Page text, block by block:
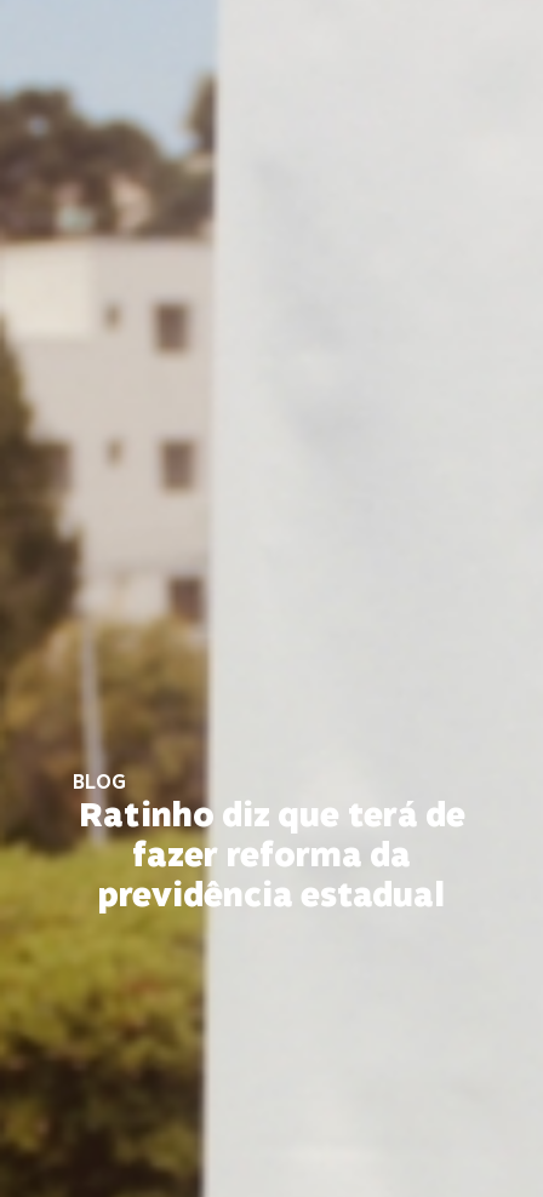
BLOG
Ratinho diz que terá de
fazer reforma da
previdência estadual